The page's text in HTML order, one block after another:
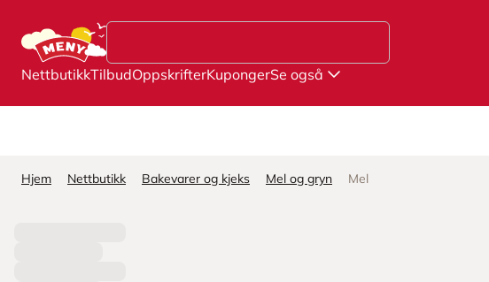
NettbutikkTilbudOppskrifterKupongerSe også
Hjem Nettbutikk Bakevarer og kjeks Mel og gryn Mel